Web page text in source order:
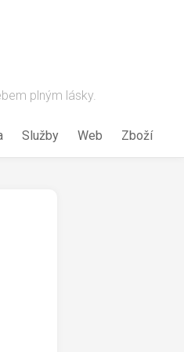
plným lásky.
Služby Web Zboží